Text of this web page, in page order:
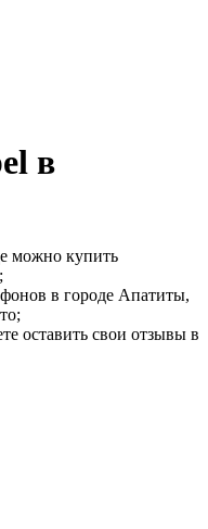
в
можно купить
в городе Апатиты,
оставить свои отзывы в